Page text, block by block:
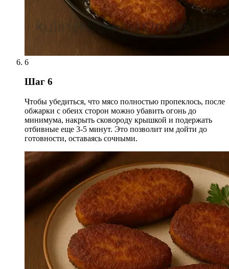
6
Шаг 6
Чтобы убедиться, что мясо полностью пропеклось, после
обжарки с обеих сторон можно убавить огонь до
минимума, накрыть сковороду крышкой и подержать
отбивные еще 3-5 минут. Это позволит им дойти до
готовности, оставаясь сочными.